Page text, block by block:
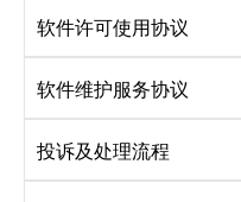
软件许可使用协议
软件维护服务协议
投诉及处理流程